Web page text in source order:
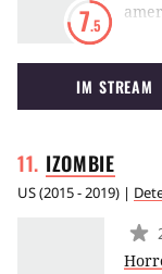
7.5
und
IM STREAM
IZOMBIE
US(2015 - 2019) |